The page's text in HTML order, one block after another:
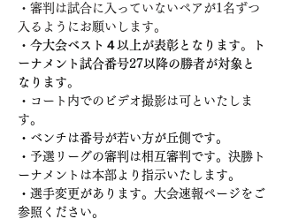
・審判は試合に入っていないペアが1名ずつ
入るようにお願いします。
・今大会ベスト４以上が表彰となります。ト
ーナメント試合番号27以降の勝者が対象と
なります。
・コート内でのビデオ撮影は可といたしま
す。
・ベンチは番号が若い方が丘側です。
・予選リーグの審判は相互審判です。決勝ト
ーナメントは本部より指示いたします。
・選手変更があります。大会速報ページをご
参照ください。